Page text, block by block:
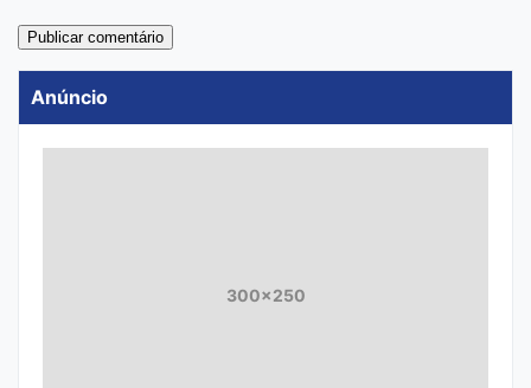
Anúncio
300x250